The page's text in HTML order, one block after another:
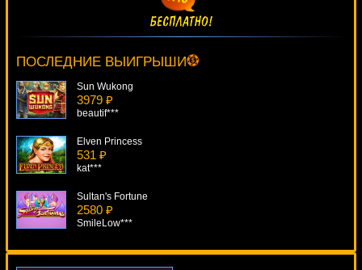
ПОСЛЕДНИЕ ВЫИГРЫШИ
Lucy***
Sun Wukong
3979 ₽
beautif***
Elven Princess
531 ₽
kat***
Sultan's Fortune
2580 ₽
SmileLow***
Halloween Fortune II
4831 ₽